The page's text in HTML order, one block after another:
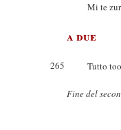
Mi te
a due
265 Tutto
Fine del